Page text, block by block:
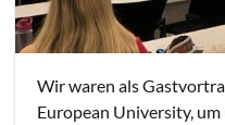
Wir waren als
European University,